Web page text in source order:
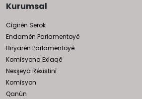
Kurumsal
Cîgirên Serok
Endamên Parlamentoyê
Biryarên Parlamentoyê
Komîsyona Exlaqê
Nexşeya Rêxistinî
Komîsyon
Qanûn